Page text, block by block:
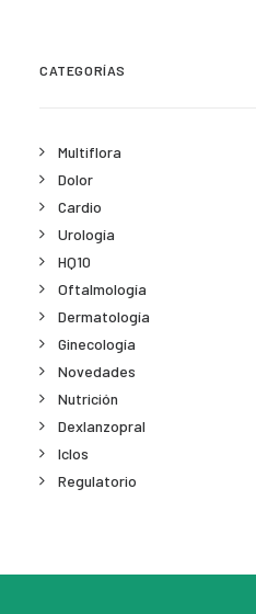
CATEGORÍAS
Multiflora
Dolor
Cardio
Urología
HQ10
Oftalmología
Dermatología
Ginecología
Novedades
Nutrición
Dexlanzopral
Iclos
Regulatorio